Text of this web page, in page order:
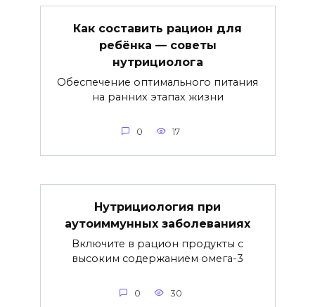
Как составить рацион для
ребёнка — советы
нутрициолога
Обеспечение оптимального питания
на ранних этапах жизни
0 17
Нутрициология при
аутоиммунных заболеваниях
Включите в рацион продукты с
высоким содержанием омега-3
0 30